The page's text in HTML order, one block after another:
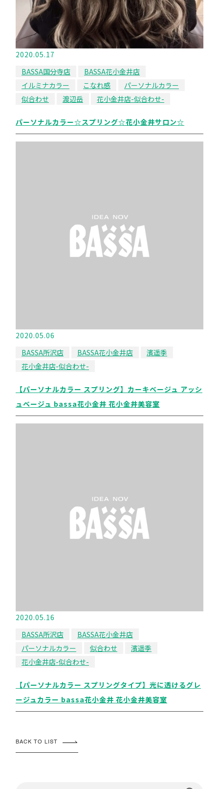
2020.05.17
BASSA国分寺店
BASSA花小金井店
イルミナカラー
こなれ感
パーソナルカラー
似合わせ
渡辺岳 花小金井店-似合わせ-
パーソナルカラー☆スプリング☆花小金井サロン☆
2020.05.06
BASSA所沢店
BASSA花小金井店
濱遥季
花小金井店-似合わせ-
【パーソナルカラー スプリング】カーキベージュ アッシ
ュベージュ bassa花小金井 花小金井美容室
2020.05.16
BASSA所沢店
BASSA花小金井店
パーソナルカラー
似合わせ
濱遥季
花小金井店-似合わせ-
【パーソナルカラー スプリングタイプ】光に透けるグレ
ージュカラー bassa花小金井 花小金井美容室
BACK TO LIST